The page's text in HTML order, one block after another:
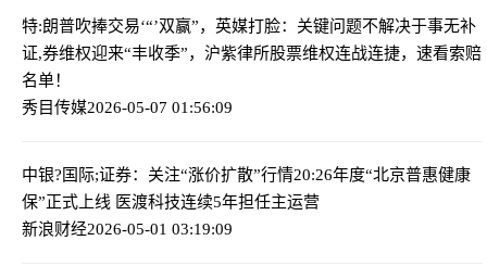
特:朗普吹捧交易‘“’双赢”，英媒打脸：关键问题不解决于事无补
证,券维权迎来“丰收季”，沪紫律所股票维权连战连捷，速看索赔
名单！
秀目传媒2026-05-07 01:56:09
中银?国际;证券：关注“涨价扩散”行情20:26年度“北京普惠健康
保”正式上线 医渡科技连续5年担任主运营
新浪财经2026-05-01 03:19:09